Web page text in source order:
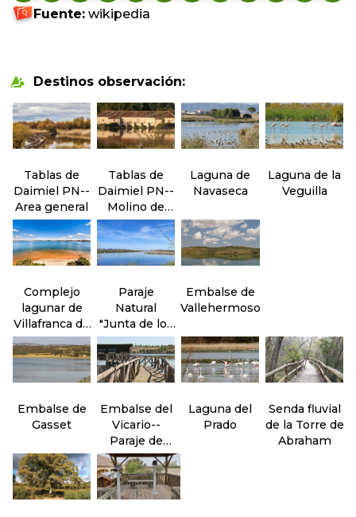
Fuente: wikipedia
Destinos observación:
Tablas de
Daimiel PN--
Area general
Tablas de
Daimiel PN--
Molino de
Molemocho
Laguna de
Navaseca
Laguna de la
Veguilla
Complejo
lagunar de
Villafranca de
los
Caballeros
Paraje
Natural
"Junta de los
ríos" Záncara
y Cigüela
Embalse de
Vallehermoso
Embalse de
Gasset
Embalse del
Vicario--
Paraje de
Peralvillo
Laguna del
Prado
Senda fluvial
de la Torre de
Abraham